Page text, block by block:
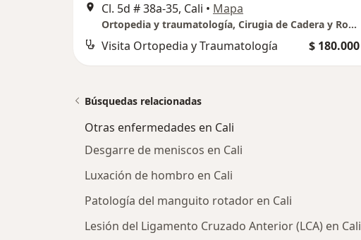
Cl. 5d # 38a-35, Cali • Mapa
Ortopedia y traumatología, Cirugia de Cadera y Rodilla
Visita Ortopedia y Traumatología $ 180.000
Búsquedas relacionadas
Otras enfermedades en Cali
Desgarre de meniscos en Cali
Luxación de hombro en Cali
Patología del manguito rotador en Cali
Lesión del Ligamento Cruzado Anterior (LCA) en Cali